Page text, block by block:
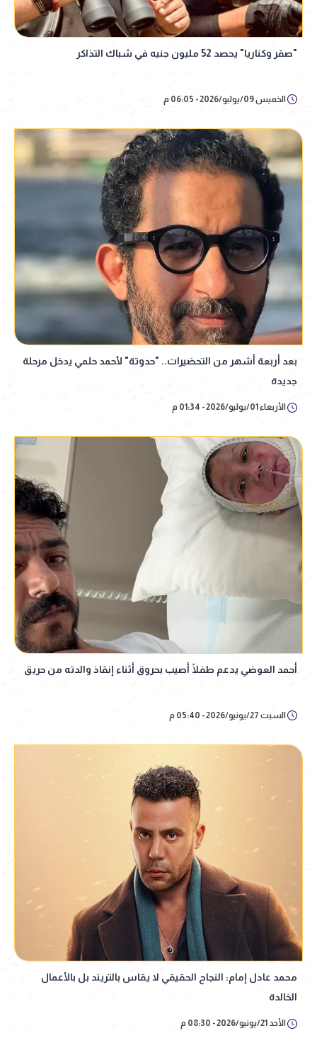
"صقر وكناريا" يحصد 52 مليون جنيه في شباك التذاكر
الخميس 09/يوليو/2026 - 06:05 م
بعد أربعة أشهر من التحضيرات.. "حدوتة" لأحمد حلمي يدخل مرحلة
جديدة
الأربعاء 01/يوليو/2026 - 01:34 م
أحمد العوضي يدعم طفلًا أصيب بحروق أثناء إنقاذ والدته من حريق
السبت 27/يونيو/2026 - 05:40 م
محمد عادل إمام: النجاح الحقيقي لا يقاس بالتريند بل بالأعمال
الخالدة
الأحد 21/يونيو/2026 - 08:30 م